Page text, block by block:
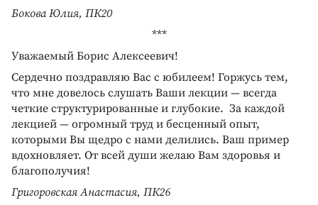
Бокова Юлия, ПК20
***
Уважаемый Борис Алексеевич!
Сердечно поздравляю Вас с юбилеем! Горжусь тем,
что мне довелось слушать Ваши лекции — всегда
четкие структурированные и глубокие. За каждой
лекцией — огромный труд и бесценный опыт,
которыми Вы щедро с нами делились. Ваш пример
вдохновляет. От всей души желаю Вам здоровья и
благополучия!
Григоровская Анастасия, ПК26